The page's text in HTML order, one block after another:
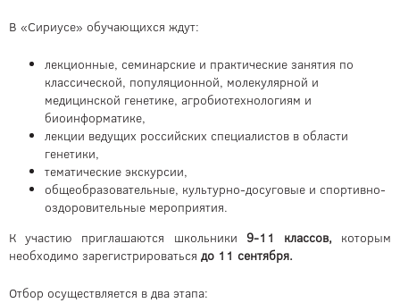
В «Сириусе» обучающихся ждут:
лекционные, семинарские и практические занятия по
классической, популяционной, молекулярной и
медицинской генетике, агробиотехнологиям и
биоинформатике,
лекции ведущих российских специалистов в области
генетики,
тематические экскурсии,
общеобразовательные, культурно-досуговые и спортивно-
оздоровительные мероприятия.
К участию приглашаются школьники 9-11 классов, которым
необходимо зарегистрироваться до 11 сентября.
Отбор осуществляется в два этапа: